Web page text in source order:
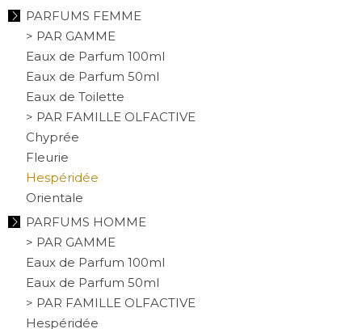
PARFUMS FEMME
> PAR GAMME
Eaux de Parfum 100ml
Eaux de Parfum 50ml
Eaux de Toilette
> PAR FAMILLE OLFACTIVE
Chyprée
Fleurie
Hespéridée
Orientale
PARFUMS HOMME
> PAR GAMME
Eaux de Parfum 100ml
Eaux de Parfum 50ml
> PAR FAMILLE OLFACTIVE
Hespéridée